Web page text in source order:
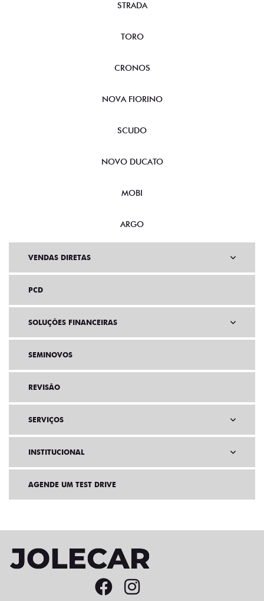
STRADA
TORO
CRONOS
NOVA FIORINO
SCUDO
NOVO DUCATO
MOBI
ARGO
VENDAS DIRETAS
PCD
SOLUÇÕES FINANCEIRAS
SEMINOVOS
REVISÃO
SERVIÇOS
INSTITUCIONAL
AGENDE UM TEST DRIVE